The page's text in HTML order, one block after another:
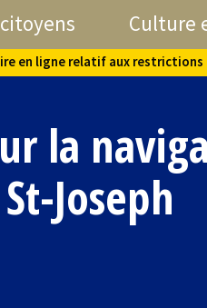
Culture
en ligne relatif aux
la
Joseph